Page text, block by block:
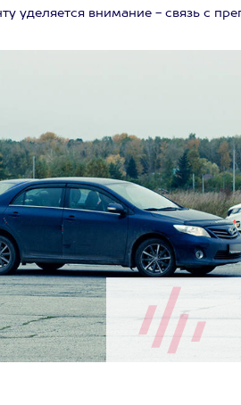
уделяется внимание - связь с